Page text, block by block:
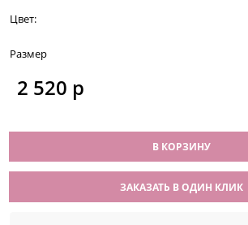
Цвет:
Размер
2 520 р
В КОРЗИНУ
ЗАКАЗАТЬ В ОДИН КЛИК